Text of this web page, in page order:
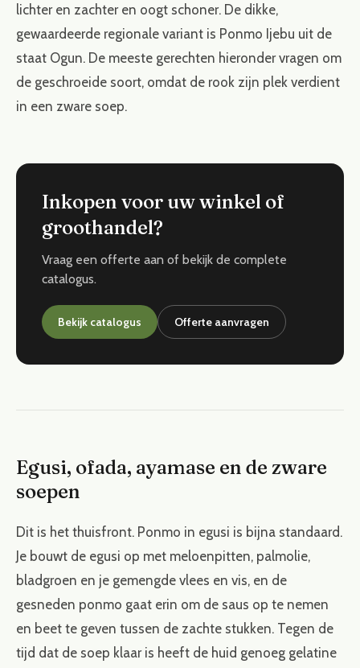
lichter en zachter en oogt schoner. De dikke,
gewaardeerde regionale variant is Ponmo Ijebu uit de
staat Ogun. De meeste gerechten hieronder vragen om
de geschroeide soort, omdat de rook zijn plek verdient
in een zware soep.
Inkopen voor uw winkel of
groothandel?
Vraag een offerte aan of bekijk de complete
catalogus.
Bekijk catalogus Offerte aanvragen
Egusi, ofada, ayamase en de zware
soepen
Dit is het thuisfront. Ponmo in egusi is bijna standaard.
Je bouwt de egusi op met meloenpitten, palmolie,
bladgroen en je gemengde vlees en vis, en de
gesneden ponmo gaat erin om de saus op te nemen
en beet te geven tussen de zachte stukken. Tegen de
tijd dat de soep klaar is heeft de huid genoeg gelatine